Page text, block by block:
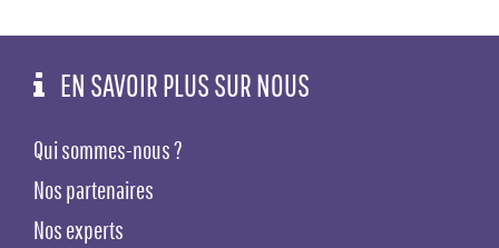
EN SAVOIR PLUS SUR NOUS
Qui sommes-nous ?
Nos partenaires
Nos experts